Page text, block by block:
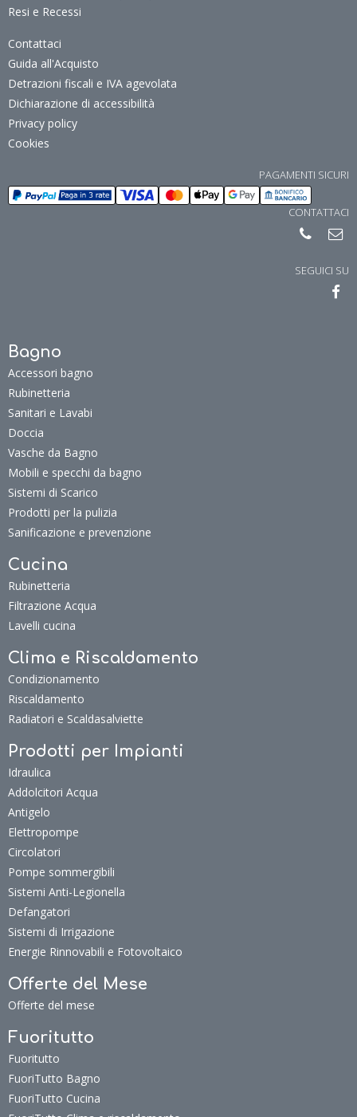
Resi e Recessi
Contattaci
Guida all'Acquisto
Detrazioni fiscali e IVA agevolata
Dichiarazione di accessibilità
Privacy policy
Cookies
PAGAMENTI SICURI
CONTATTACI
SEGUICI SU
Bagno
Accessori bagno
Rubinetteria
Sanitari e Lavabi
Doccia
Vasche da Bagno
Mobili e specchi da bagno
Sistemi di Scarico
Prodotti per la pulizia
Sanificazione e prevenzione
Cucina
Rubinetteria
Filtrazione Acqua
Lavelli cucina
Clima e Riscaldamento
Condizionamento
Riscaldamento
Radiatori e Scaldasalviette
Prodotti per Impianti
Idraulica
Addolcitori Acqua
Antigelo
Elettropompe
Circolatori
Pompe sommergibili
Sistemi Anti-Legionella
Defangatori
Sistemi di Irrigazione
Energie Rinnovabili e Fotovoltaico
Offerte del Mese
Offerte del mese
Fuoritutto
Fuoritutto
FuoriTutto Bagno
FuoriTutto Cucina